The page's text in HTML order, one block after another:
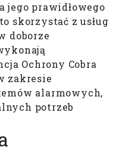
prawidłowego
skorzystać z usług
doborze
Ochrony Cobra
zakresie
alarmowych,
potrzeb